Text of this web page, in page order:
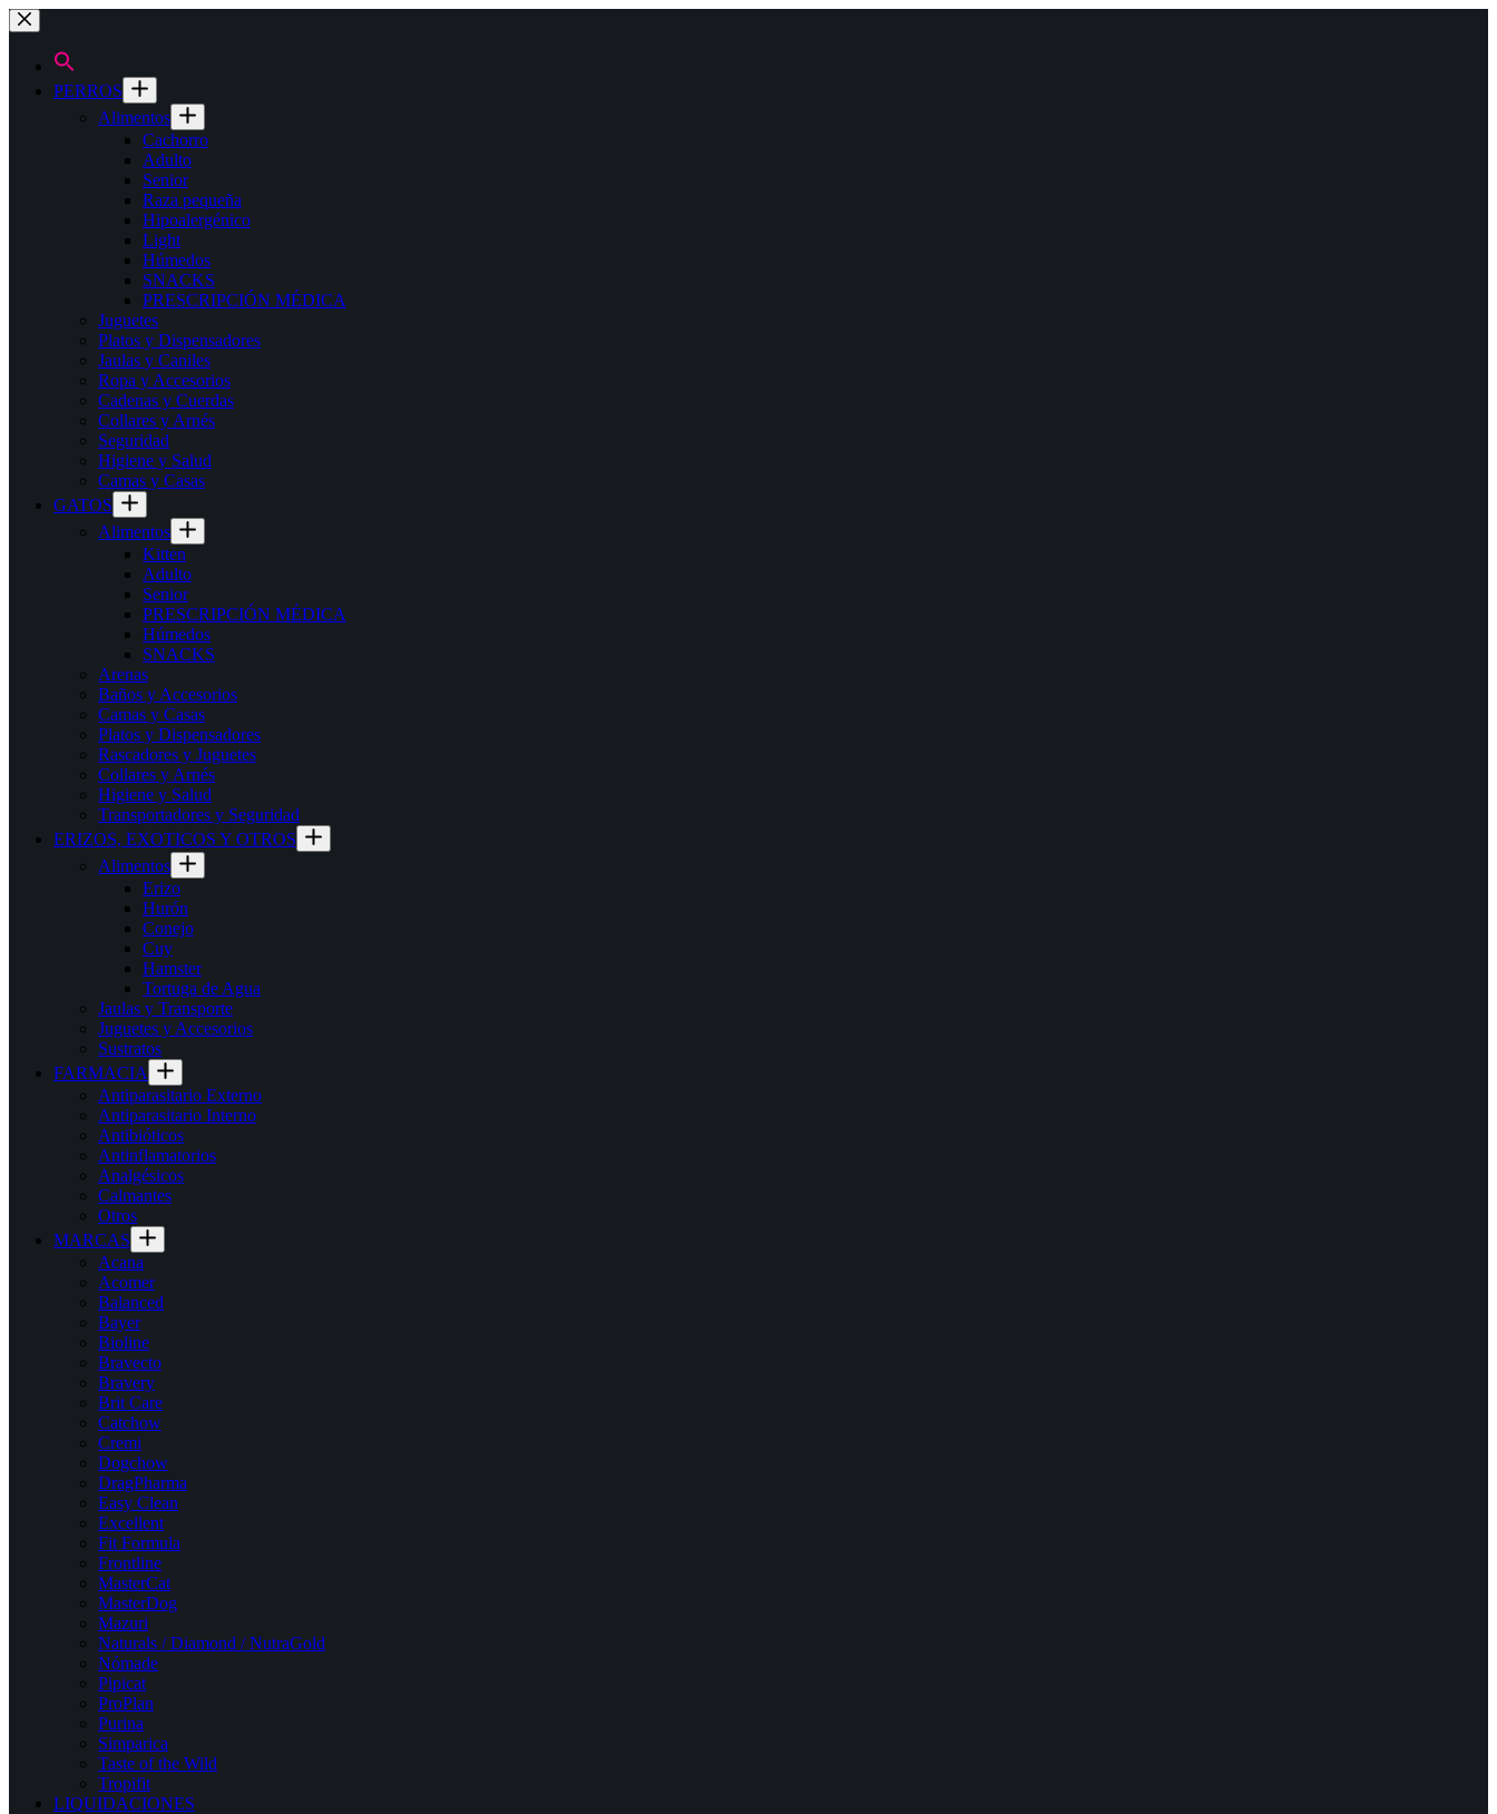
Saltar
al
contenido
PERROS
Alimentos
Cachorro
Adulto
Senior
Raza pequeña
Hipoalergénico
Light
Húmedos
SNACKS
PRESCRIPCIÓN MÉDICA
Juguetes
Platos y Dispensadores
Jaulas y Caniles
Ropa y Accesorios
Cadenas y Cuerdas
Collares y Arnés
Seguridad
Higiene y Salud
Camas y Casas
GATOS
Alimentos
Kitten
Adulto
Senior
PRESCRIPCIÓN MÉDICA
Húmedos
SNACKS
Arenas
Baños y Accesorios
Camas y Casas
Platos y Dispensadores
Rascadores y Juguetes
Collares y Arnés
Higiene y Salud
Transportadores y Seguridad
ERIZOS, EXOTICOS Y OTROS
Alimentos
Erizo
Hurón
Conejo
Cuy
Hamster
Tortuga de Agua
Jaulas y Transporte
Juguetes y Accesorios
Sustratos
FARMACIA
Antiparasitario Externo
Antiparasitario Interno
Antibióticos
Antinflamatorios
Analgésicos
Calmantes
Otros
MARCAS
Acana
Acomer
Balanced
Bayer
Bioline
Bravecto
Bravery
Brit Care
Catchow
Cremi
Dogchow
DragPharma
Easy Clean
Excellent
Fit Formula
Frontline
MasterCat
MasterDog
Mazuri
Naturals / Diamond / NutraGold
Nómade
Pipicat
ProPlan
Purina
Simparica
Taste of the Wild
Tropifit
LIQUIDACIONES